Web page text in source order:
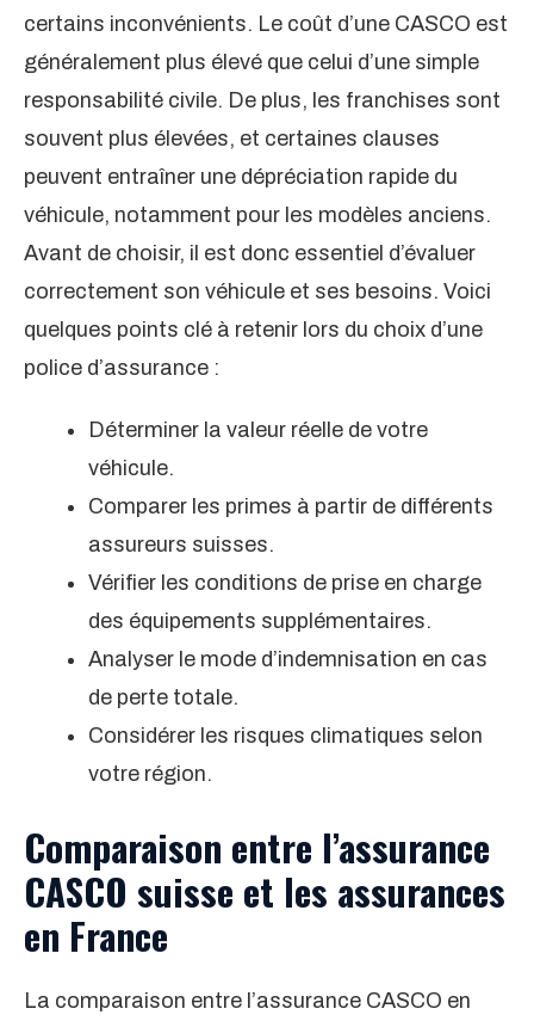
certains inconvénients. Le coût d’une CASCO est
généralement plus élevé que celui d’une simple
responsabilité civile. De plus, les franchises sont
souvent plus élevées, et certaines clauses
peuvent entraîner une dépréciation rapide du
véhicule, notamment pour les modèles anciens.
Avant de choisir, il est donc essentiel d’évaluer
correctement son véhicule et ses besoins. Voici
quelques points clé à retenir lors du choix d’une
police d’assurance :
Déterminer la valeur réelle de votre
véhicule.
Comparer les primes à partir de différents
assureurs suisses.
Vérifier les conditions de prise en charge
des équipements supplémentaires.
Analyser le mode d’indemnisation en cas
de perte totale.
Considérer les risques climatiques selon
votre région.
Comparaison entre l’assurance
CASCO suisse et les assurances
en France
La comparaison entre l’assurance CASCO en